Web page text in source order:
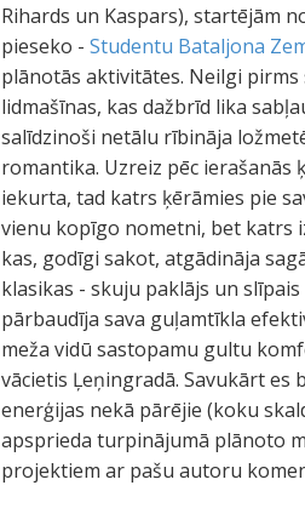
Rihards un Kaspars), startējām
pieseko -Studentu Bataljona
plānotās aktivitātes. Neilgi
lidmašīnas, kas dažbrīd lika
salīdzinoši netālu rībināja
romantika. Uzreiz pēc ierašanās
iekurta, tad katrs ķērāmies pie
vienu kopīgo nometni, bet katrs
kas, godīgi sakot, atgādināja
klasikas - skuju paklājs un
pārbaudīja sava guļamtīkla
meža vidū sastopamu gultu
vācietis Ļeņingradā. Savukārt
enerģijas nekā pārējie (koku
apsprieda turpinājumā plānoto
projektiem ar pašu autoru